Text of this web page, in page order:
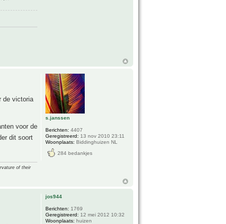
de victoria
voor de
dit soort
of their
s.janssen
Berichten: 4407
Geregistreerd: 13 nov 2010 23:11
Woonplaats: Biddinghuizen NL
284 bedankjes
jos944
Berichten: 1769
Geregistreerd: 12 mei 2012 10:32
Woonplaats: huizen